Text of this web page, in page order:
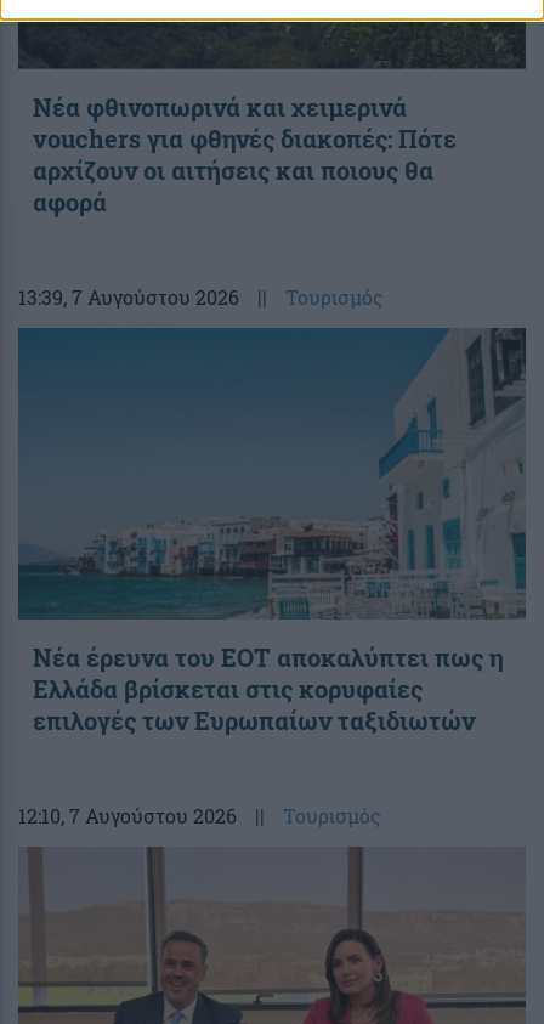
Νέα φθινοπωρινά και χειμερινά
vouchers για φθηνές διακοπές: Πότε
αρχίζουν οι αιτήσεις και ποιους θα
αφορά
13:39, 7 Αυγούστου 2026 || Τουρισμός
Νέα έρευνα του ΕΟΤ αποκαλύπτει πως η
Ελλάδα βρίσκεται στις κορυφαίες
επιλογές των Ευρωπαίων ταξιδιωτών
12:10, 7 Αυγούστου 2026 || Τουρισμός